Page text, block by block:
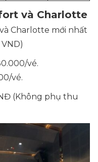
và Charlotte
Charlotte mới nhất
vé.
vé.
(Không phụ thu